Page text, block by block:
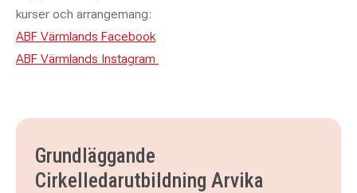
kurser och arrangemang:
ABF Värmlands Facebook
ABF Värmlands Instagram
Grundläggande
Cirkelledarutbildning Arvika